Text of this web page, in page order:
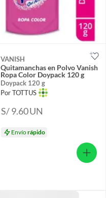
VANISH
Quitamanchas en Polvo Vanish
Ropa Color Doypack 120 g
Doypack 120 g
Por TOTTUS
S/ 9.60UN
Envíorápido